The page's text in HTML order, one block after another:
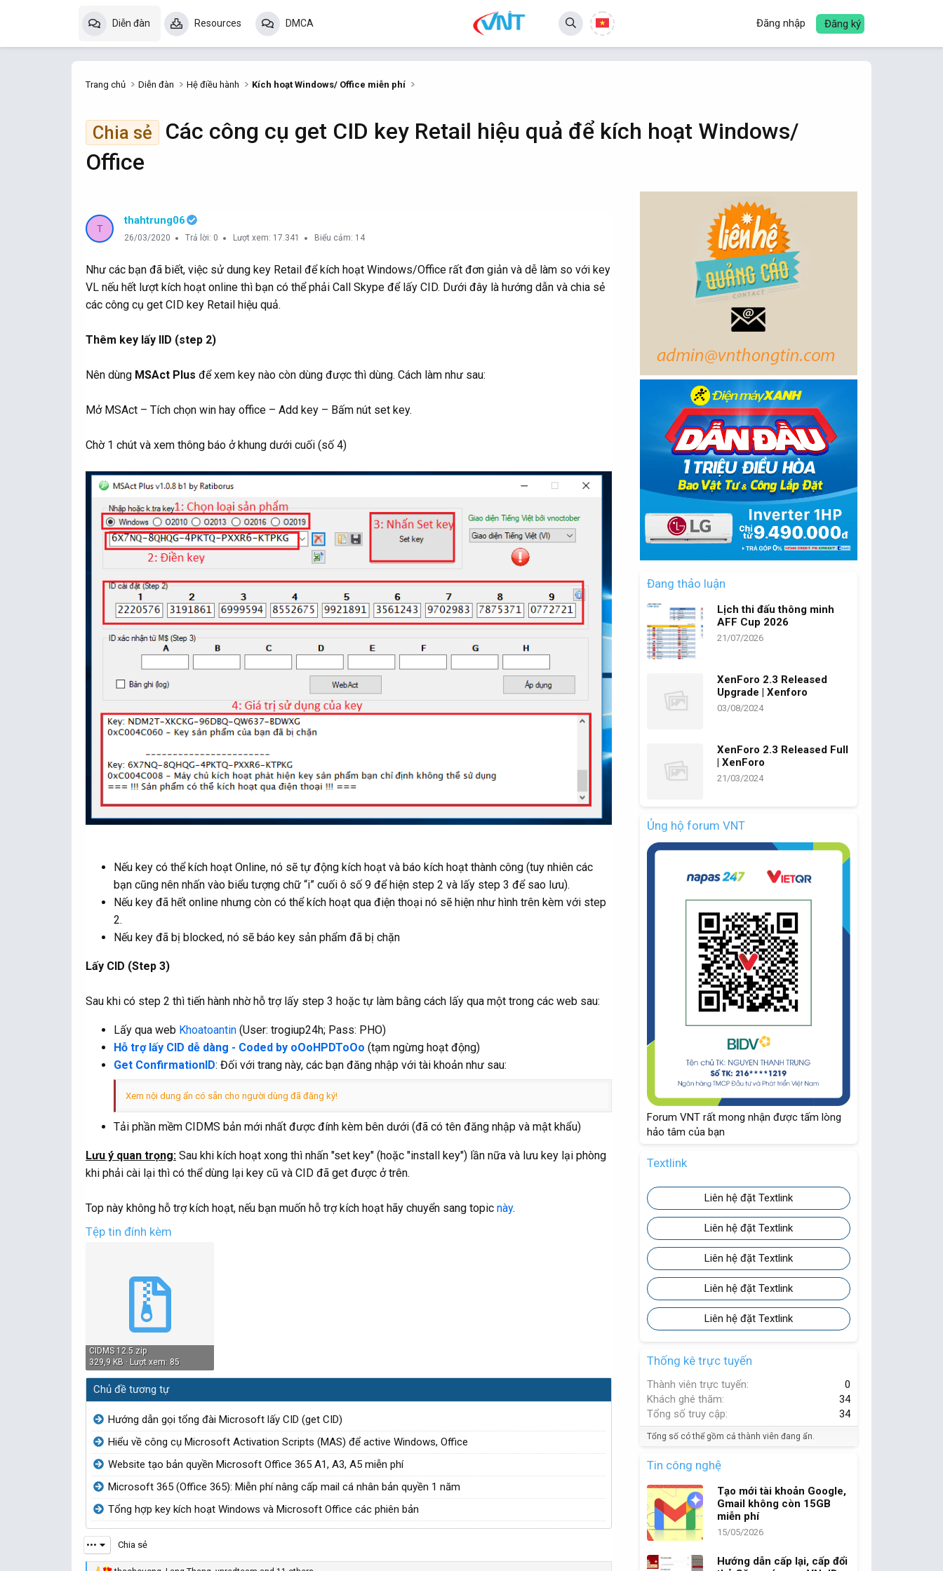
Diễn đàn Resources DMCA Đăng nhập Đăng ký
Trang chủ Diễn đàn Hệ điều hành Kích hoạt Windows/ Office miễn phí
Chia sẻ
Các công cụ get CID key Retail hiệu quả để kích hoạt Windows/
Office
T
thahtrung06
26/03/2020 Trả lời: 0 Lượt xem: 17.341 Biểu cảm: 14
Như các bạn đã biết, việc sử dung key Retail để kích hoạt Windows/Office rất đơn giản và dễ làm so với key
VL nếu hết lượt kích hoạt online thì bạn có thể phải Call Skype để lấy CID. Dưới đây là hướng dẫn và chia sẻ
các công cụ get CID key Retail hiệu quả.
Thêm key lấy IID (step 2)
Nên dùng MSAct Plus để xem key nào còn dùng được thì dùng. Cách làm như sau:
Mở MSAct – Tích chọn win hay office – Add key – Bấm nút set key.
Chờ 1 chút và xem thông báo ở khung dưới cuối (số 4)
Nếu key có thể kích hoạt Online, nó sẽ tự động kích hoạt và báo kích hoạt thành công (tuy nhiên các
bạn cũng nên nhấn vào biểu tượng chữ “i” cuối ô số 9 để hiện step 2 và lấy step 3 để sao lưu).
Nếu key đã hết online nhưng còn có thể kích hoạt qua điện thoại nó sẽ hiện như hình trên kèm với step
2.
Nếu key đã bị blocked, nó sẽ báo key sản phẩm đã bị chặn
Lấy CID (Step 3)
Sau khi có step 2 thì tiến hành nhờ hỗ trợ lấy step 3 hoặc tự làm bằng cách lấy qua một trong các web sau:
Lấy qua web Khoatoantin (User: trogiup24h; Pass: PHO)
Hỗ trợ lấy CID dễ dàng - Coded by oOoHPDToOo (tạm ngừng hoạt động)
Get ConfirmationID: Đối với trang này, các bạn đăng nhập với tài khoản như sau:
Xem nội dung ẩn có sẵn cho người dùng đã đăng ký!
Tải phần mềm CIDMS bản mới nhất được đính kèm bên dưới (đã có tên đăng nhập và mật khẩu)
Lưu ý quan trọng: Sau khi kích hoạt xong thì nhấn "set key" (hoặc "install key") lần nữa và lưu key lại phòng
khi phải cài lại thì có thể dùng lại key cũ và CID đã get được ở trên.
Top này không hỗ trợ kích hoạt, nếu bạn muốn hỗ trợ kích hoạt hãy chuyển sang topic này.
Tệp tin đính kèm
CIDMS 12.5.zip
329,9 KB · Lượt xem: 85
Chủ đề tương tự
Hướng dẫn gọi tổng đài Microsoft lấy CID (get CID)
Hiểu về công cụ Microsoft Activation Scripts (MAS) để active Windows, Office
Website tạo bản quyền Microsoft Office 365 A1, A3, A5 miễn phí
Microsoft 365 (Office 365): Miễn phí nâng cấp mail cá nhân bản quyền 1 năm
Tổng hợp key kích hoạt Windows và Microsoft Office các phiên bản
••• Chia sẻ
Đang thảo luận
Lịch thi đấu thông minh
AFF Cup 2026
21/07/2026
XenForo 2.3 Released
Upgrade | Xenforo
03/08/2024
XenForo 2.3 Released Full
| XenForo
21/03/2024
Ủng hộ forum VNT
Forum VNT rất mong nhận được tấm lòng
hảo tâm của bạn
Textlink
Liên hệ đặt Textlink
Liên hệ đặt Textlink
Liên hệ đặt Textlink
Liên hệ đặt Textlink
Liên hệ đặt Textlink
Thống kê trực tuyến
Thành viên trực tuyến
0
Khách ghé thăm
34
Tổng số truy cập
34
Tổng số có thể gồm cả thành viên đang ẩn.
Tin công nghệ
Tạo mới tài khoản Google,
Gmail không còn 15GB
miễn phí
15/05/2026
Hướng dẫn cấp lại, cấp đổi